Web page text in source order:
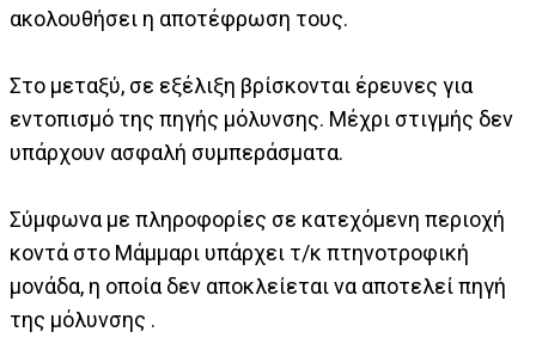
ακολουθήσει η αποτέφρωση τους.
Στο μεταξύ, σε εξέλιξη βρίσκονται έρευνες για
εντοπισμό της πηγής μόλυνσης. Μέχρι στιγμής δεν
υπάρχουν ασφαλή συμπεράσματα.
Σύμφωνα με πληροφορίες σε κατεχόμενη περιοχή
κοντά στο Μάμμαρι υπάρχει τ/κ πτηνοτροφική
μονάδα, η οποία δεν αποκλείεται να αποτελεί πηγή
της μόλυνσης .